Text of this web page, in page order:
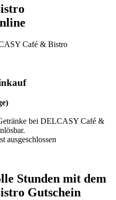
bei DELCASY Café &
ausgeschlossen
Stunden mit dem
Gutschein